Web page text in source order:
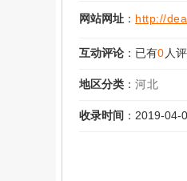
网站网址 ： http://
互动评论 ：已有0 人
地区分类 ： 河北
收录时间 ：2019-04-